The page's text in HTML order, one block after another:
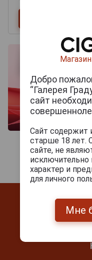
Добро
“Галерея
сайт
Сайт содержит
старше 18 лет.
сайте, не
характер и
для личного
Мне